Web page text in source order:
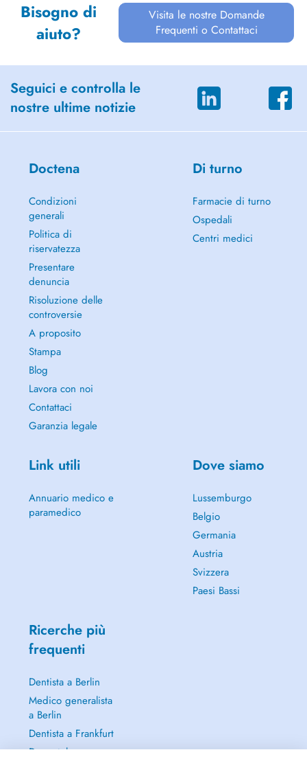
Bisogno di
aiuto?
Visita le nostre Domande
Frequenti o Contattaci
Seguici e controlla le
nostre ultime notizie
Doctena
Condizioni
generali
Politica di
riservatezza
Presentare
denuncia
Risoluzione delle
controversie
A proposito
Stampa
Blog
Lavora con noi
Contattaci
Garanzia legale
Di turno
Farmacie di turno
Ospedali
Centri medici
Link utili
Annuario medico e
paramedico
Dove siamo
Lussemburgo
Belgio
Germania
Austria
Svizzera
Paesi Bassi
Ricerche più
frequenti
Dentista a Berlin
Medico generalista
a Berlin
Dentista a Frankfurt
Dermatologo a